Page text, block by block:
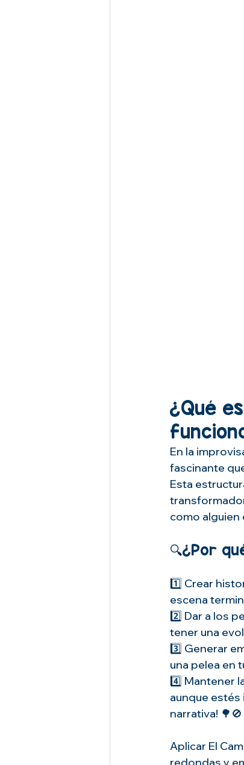
¿Qué
En la
fascinante
Esta
como alguien
🔍¿Por
1️⃣ Crear
escena
2️⃣ Dar a los
tener una
3️⃣ Generar
una pelea en
4️⃣ Mantener
aunque estés
narrativa! 🌳🚫
Aplicar El